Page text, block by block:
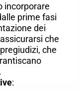
incorporare
prime fasi
dei
che
che
: